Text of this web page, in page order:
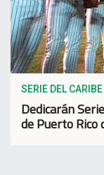
SERIE DEL CARIBE
Dedicarán
de Puerto Rico